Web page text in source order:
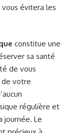
évitera les
constitue une
sa santé
de vous
de votre
régulière et
journée. Le